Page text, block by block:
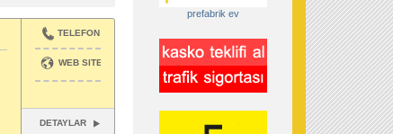
TELEFON
WEB SITESI
DETAYLAR
prefabrik ev